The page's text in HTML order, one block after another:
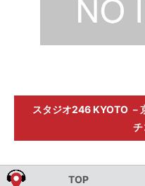
スタジオ246 KYOTO －
チ
TOP